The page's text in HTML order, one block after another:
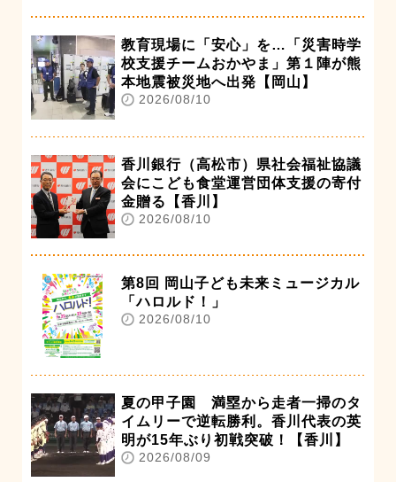
教育現場に「安心」を…「災害時学
校支援チームおかやま」第１陣が熊
本地震被災地へ出発【岡山】
2026/08/10
香川銀行（高松市）県社会福祉協議
会にこども食堂運営団体支援の寄付
金贈る【香川】
2026/08/10
第8回 岡山子ども未来ミュージカル
「ハロルド！」
2026/08/10
夏の甲子園 満塁から走者一掃のタ
イムリーで逆転勝利。香川代表の英
明が15年ぶり初戦突破！【香川】
2026/08/09